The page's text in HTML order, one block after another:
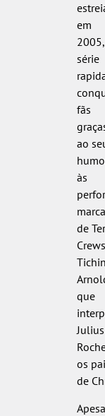
em
série
fãs
ao
às
de
que
os
de